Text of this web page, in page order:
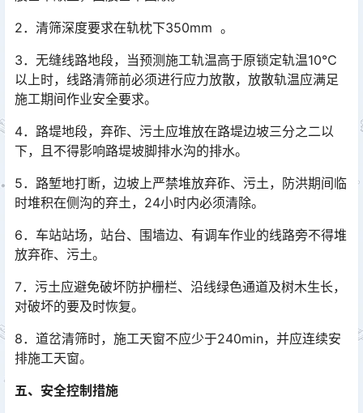
2．清筛深度要求在轨枕下350mm 。
3．无缝线路地段，当预测施工轨温高于原锁定轨温10℃
以上时，线路清筛前必须进行应力放散，放散轨温应满足
施工期间作业安全要求。
4．路堤地段，弃砟、污土应堆放在路堤边坡三分之二以
下，且不得影响路堤坡脚排水沟的排水。
5．路堑地打断，边坡上严禁堆放弃砟、污土，防洪期间临
时堆积在侧沟的弃土，24小时内必须清除。
6．车站站场，站台、围墙边、有调车作业的线路旁不得堆
放弃砟、污土。
7．污土应避免破坏防护栅栏、沿线绿色通道及树木生长，
对破坏的要及时恢复。
8．道岔清筛时，施工天窗不应少于240min，并应连续安
排施工天窗。
五、安全控制措施